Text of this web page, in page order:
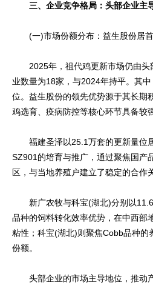
三、企业竞争格局：头部企业主
(一)市场份额分布：益生股份居首
2025年，祖代鸡更新市场仍由头
业数量为18家，与2024年持平。其
位。益生股份的领先优势源于其长期
鸡选育、疫病防控等核心环节具备较
福建圣泽以25.1万套的更新量位居
SZ901的培育与推广，通过聚焦国产
区，与当地养殖户建立了稳定的合作
新广农牧与科宝(湖北)分别以
品种的饲料转化效率优势，在中西部
粘性；科宝(湖北)则聚焦Cobb品种
份额。
头部企业的市场主导地位，推动产